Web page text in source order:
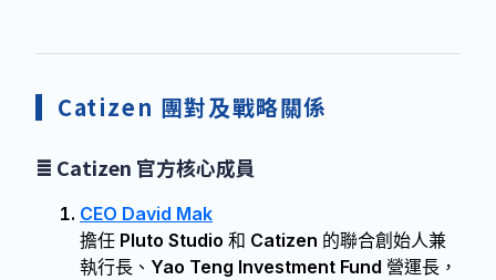
Catizen 團對及戰略關係
≣ Catizen 官方核心成員
CEO David Mak
擔任 Pluto Studio 和 Catizen 的聯合創始人兼
執行長、Yao Teng Investment Fund 營運長，